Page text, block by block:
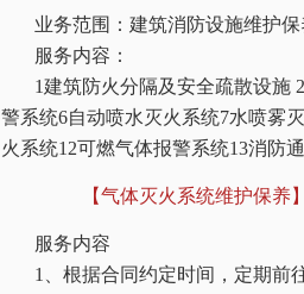
业务范围：建筑消防设施维护保
服务内容：
1建筑防火分隔及安全疏散设施
警系统6自动喷水灭火系统7水喷雾
火系统12可燃气体报警系统13消防
【气体灭火系统维护保养】
服务内容
1、根据合同约定时间，定期前